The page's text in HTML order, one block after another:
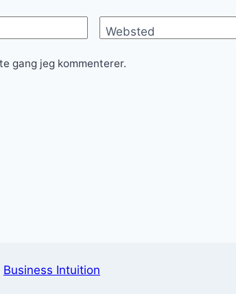
Websted
gang jeg kommenterer.
Business Intuition